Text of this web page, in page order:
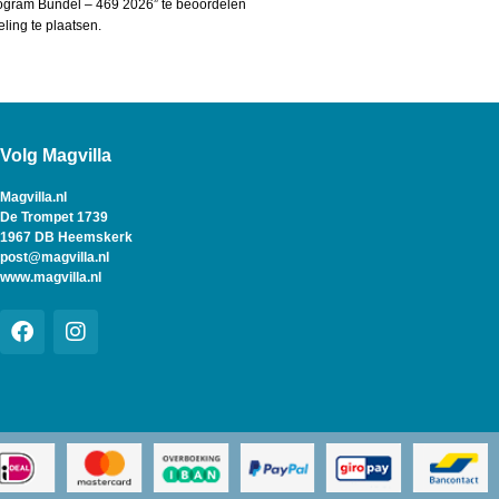
Bundel – 469 2026” te beoordelen
te plaatsen.
Volg Magvilla
Magvilla.nl
De Trompet 1739
1967 DB Heemskerk
post@magvilla.nl
www.magvilla.nl